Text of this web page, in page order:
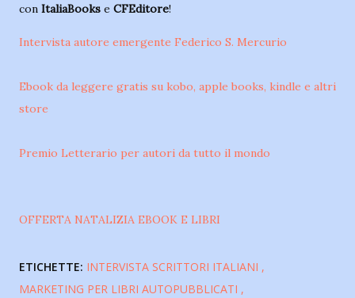
con ItaliaBooks e CFEditore!
Intervista autore emergente Federico S. Mercurio
Ebook da leggere gratis su kobo, apple books, kindle e altri
store
Premio Letterario per autori da tutto il mondo
OFFERTA NATALIZIA EBOOK E LIBRI
ETICHETTE: INTERVISTA SCRITTORI ITALIANI
MARKETING PER LIBRI AUTOPUBBLICATI